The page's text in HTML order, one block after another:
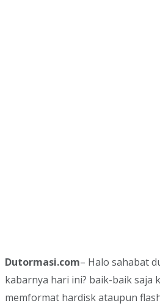
Dutormasi.com– Halo sahabat
kabarnya hari ini? baik-baik saja
memformat hardisk ataupun